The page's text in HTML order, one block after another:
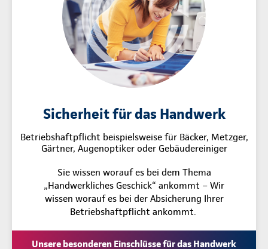
Sicherheit für das Handwerk
Betriebshaftpflicht beispielsweise für Bäcker, Metzger,
Gärtner, Augenoptiker oder Gebäudereiniger
Sie wissen worauf es bei dem Thema
„Handwerkliches Geschick“ ankommt – Wir
wissen worauf es bei der Absicherung Ihrer
Betriebshaftpflicht ankommt.
Unsere besonderen Einschlüsse für das Handwerk